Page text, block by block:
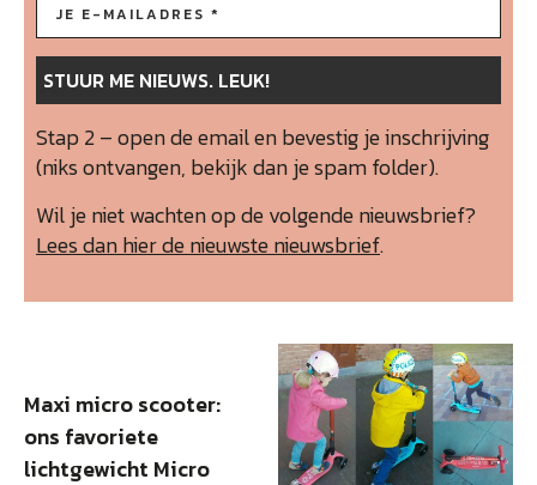
Stap 2 – open de email en bevestig je inschrijving
(niks ontvangen, bekijk dan je spam folder).
Wil je niet wachten op de volgende nieuwsbrief?
Lees dan hier de nieuwste nieuwsbrief.
Maxi micro scooter:
ons favoriete
lichtgewicht Micro